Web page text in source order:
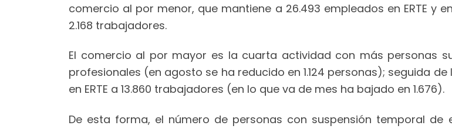
comercio al por menor, que mantiene a 26.493 empleados en ERTE y
2.168 trabajadores.
El comercio al por mayor es la cuarta actividad con más personas
profesionales (en agosto se ha reducido en 1.124 personas); seguida
en ERTE a 13.860 trabajadores (en lo que va de mes ha bajado en 1.676).
De esta forma, el número de personas con suspensión temporal